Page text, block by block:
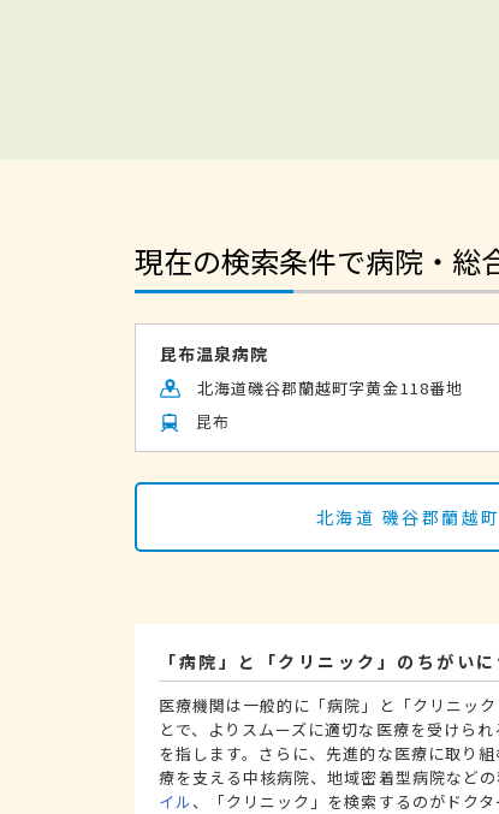
現在の検索条件で病院・総
昆布温泉病院
北海道磯谷郡蘭越町字黄金118番地
昆布
北海道 磯谷郡蘭越
「病院」と「クリニック」のちがい
医療機関は一般的に「病院」と「クリニッ
とで、よりスムーズに適切な医療を受けら
を指します。さらに、先進的な医療に取り
療を支える中核病院、地域密着型病院などの
イル、「クリニック」を検索するのがドクタ